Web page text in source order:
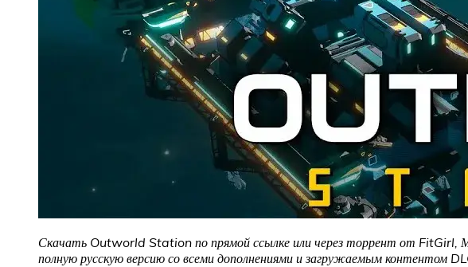
Скачать Outworld Station по прямой ссылке или через торрент от FitGirl,
полную русскую версию со всеми дополнениями и загружаемым контентом